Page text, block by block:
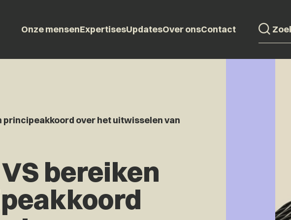
Onze mensenExpertisesUpdatesOver onsContact
principeakkoord over het uitwisselen van
VS bereiken